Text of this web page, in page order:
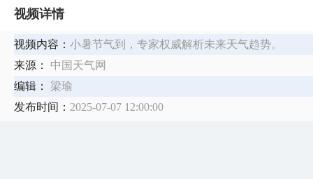
视频详情
视频内容： ​小暑节气到，专家权威解析未来天气趋势。
来源：
中国天气网
编辑：
梁瑜
发布时间： 2025-07-07 12:00:00